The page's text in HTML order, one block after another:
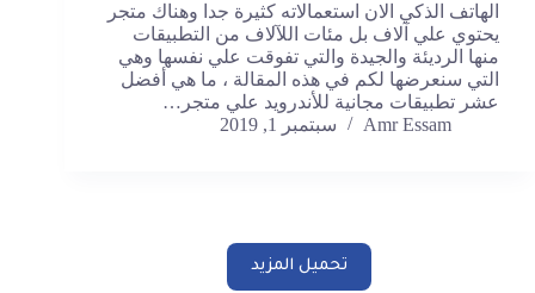
الهاتف الذكي الان استعمالاته كثيرة جدا وهناك متجر
يحتوي علي آلاف بل مئات اللآلاف من التطبيقات
منها الرديئة والجيدة والتي تفوقت علي نفسها وهي
التي سنعرضها لكم في هذه المقالة ، ما هي أفضل
عشر تطبيقات مجانية للأندرويد علي متجر…
Amr Essam
سبتمبر 1, 2019
تحميل المزيد